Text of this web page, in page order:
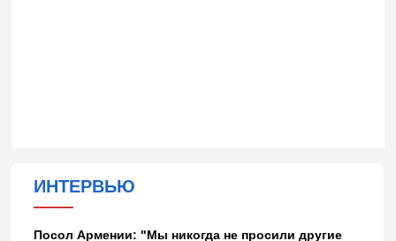
ИНТЕРВЬЮ
Посол Армении: "Мы никогда не просили другие